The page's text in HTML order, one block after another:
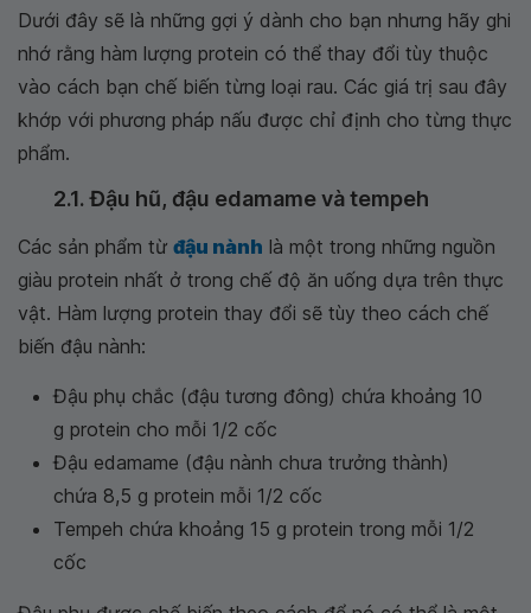
Dưới đây sẽ là những gợi ý dành cho bạn nhưng hãy ghi
nhớ rằng hàm lượng protein có thể thay đổi tùy thuộc
vào cách bạn chế biến từng loại rau. Các giá trị sau đây
khớp với phương pháp nấu được chỉ định cho từng thực
phẩm.
2.1. Đậu hũ, đậu edamame và tempeh
Các sản phẩm từ đậu nành là một trong những nguồn
giàu protein nhất ở trong chế độ ăn uống dựa trên thực
vật. Hàm lượng protein thay đổi sẽ tùy theo cách chế
biến đậu nành:
Đậu phụ chắc (đậu tương đông) chứa khoảng 10
g protein cho mỗi 1/2 cốc
Đậu edamame (đậu nành chưa trưởng thành)
chứa 8,5 g protein mỗi 1/2 cốc
Tempeh chứa khoảng 15 g protein trong mỗi 1/2
cốc